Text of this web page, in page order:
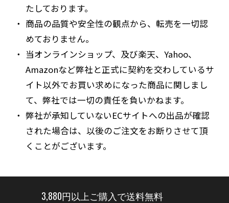
たしております。
商品の品質や安全性の観点から、転売を一切認
めておりません。
当オンラインショップ、及び楽天、Yahoo、
Amazonなど弊社と正式に契約を交わしているサ
イト以外でお買い求めになった商品に関しまし
て、弊社では一切の責任を負いかねます。
弊社が承知していないECサイトへの出品が確認
された場合は、以後のご注文をお断りさせて頂
くことがございます。
3,880円以上ご購入で送料無料